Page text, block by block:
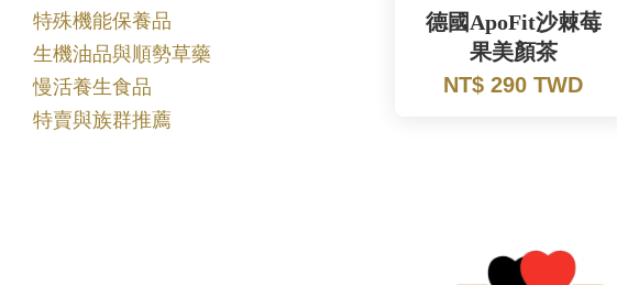
特殊機能保養品
生機油品與順勢草藥
慢活養生食品
特賣與族群推薦
德國ApoFit沙棘莓
果美顏茶
NT$ 290 TWD